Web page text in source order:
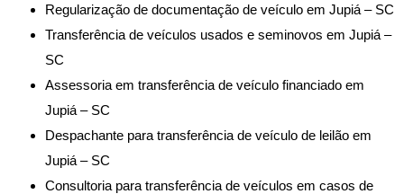
Regularização de documentação de veículo em Jupiá – SC
Transferência de veículos usados e seminovos em Jupiá –
SC
Assessoria em transferência de veículo financiado em
Jupiá – SC
Despachante para transferência de veículo de leilão em
Jupiá – SC
Consultoria para transferência de veículos em casos de